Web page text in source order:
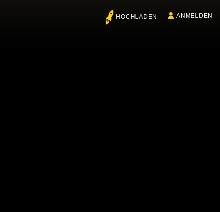
HOCHLADEN ANMELDEN